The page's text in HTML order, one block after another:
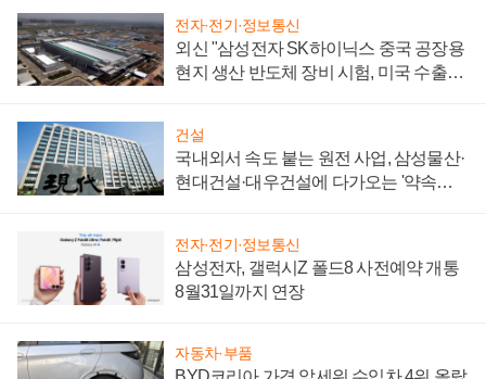
전자·전기·정보통신
외신 "삼성전자 SK하이닉스 중국 공장용
현지 생산 반도체 장비 시험, 미국 수출통
건설
국내외서 속도 붙는 원전 사업, 삼성물산·
현대건설·대우건설에 다가오는 '약속의
전자·전기·정보통신
삼성전자, 갤럭시Z 폴드8 사전예약 개통
8월31일까지 연장
자동차·부품